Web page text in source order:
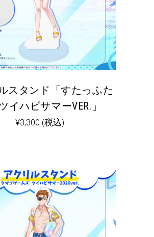
スタンド「すたっふた
イハピサマーVER.」
¥3,300 (税込)